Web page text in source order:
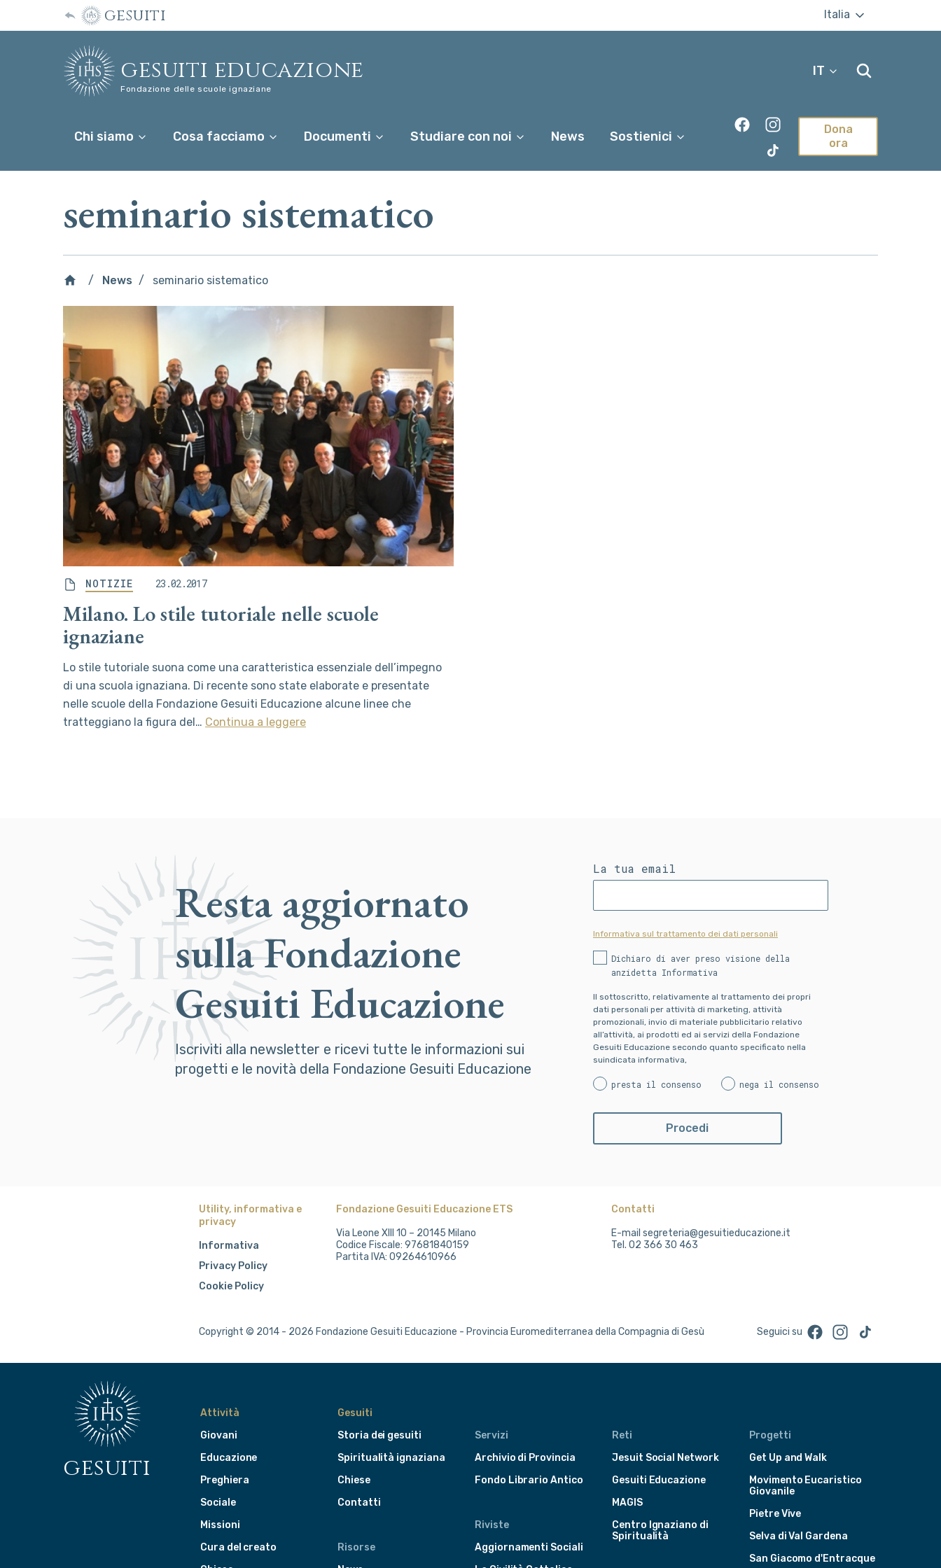
gesuiti Italia
gesuiti educazione
Fondazione delle scuole ignaziane
IT
Chi siamo Cosa facciamo Documenti Studiare con noi News Sostienici
Dona
ora
seminario sistematico
News seminario sistematico
NOTIZIE 23.02.2017
Milano. Lo stile tutoriale nelle scuole
ignaziane
Lo stile tutoriale suona come una caratteristica essenziale dell’impegno
di una scuola ignaziana. Di recente sono state elaborate e presentate
nelle scuole della Fondazione Gesuiti Educazione alcune linee che
tratteggiano la figura del… Continua a leggere
Resta aggiornato
sulla Fondazione
Gesuiti Educazione
Iscriviti alla newsletter e ricevi tutte le informazioni sui
progetti e le novità della Fondazione Gesuiti Educazione
La tua email
Informativa sul trattamento dei dati personali
Dichiaro di aver preso visione della
anzidetta Informativa
Il sottoscritto, relativamente al trattamento dei propri
dati personali per attività di marketing, attività
promozionali, invio di materiale pubblicitario relativo
all’attività, ai prodotti ed ai servizi della Fondazione
Gesuiti Educazione secondo quanto specificato nella
suindicata informativa,
presta il consenso nega il consenso
Utility, informativa e
privacy
Informativa
Privacy Policy
Cookie Policy
Fondazione Gesuiti Educazione ETS
Via Leone XIII 10 – 20145 Milano
Codice Fiscale: 97681840159
Partita IVA: 09264610966
Contatti
E-mail segreteria@gesuitieducazione.it
Tel. 02 366 30 463
Copyright © 2014 - 2026 Fondazione Gesuiti Educazione - Provincia Euromediterranea della Compagnia di Gesù Seguici su FacebookInstagram
TikTok
gesuiti
Attività
Giovani
Educazione
Preghiera
Sociale
Missioni
Cura del creato
Gesuiti
Storia dei gesuiti
Spiritualità ignaziana
Chiese
Contatti
Risorse
Servizi
Archivio di Provincia
Fondo Librario Antico
Riviste
Aggiornamenti Sociali
Reti
Jesuit Social Network
Gesuiti Educazione
MAGIS
Centro Ignaziano di
Spiritualità
Progetti
Get Up and Walk
Movimento Eucaristico
Giovanile
Pietre Vive
Selva di Val Gardena
San Giacomo d'Entracque